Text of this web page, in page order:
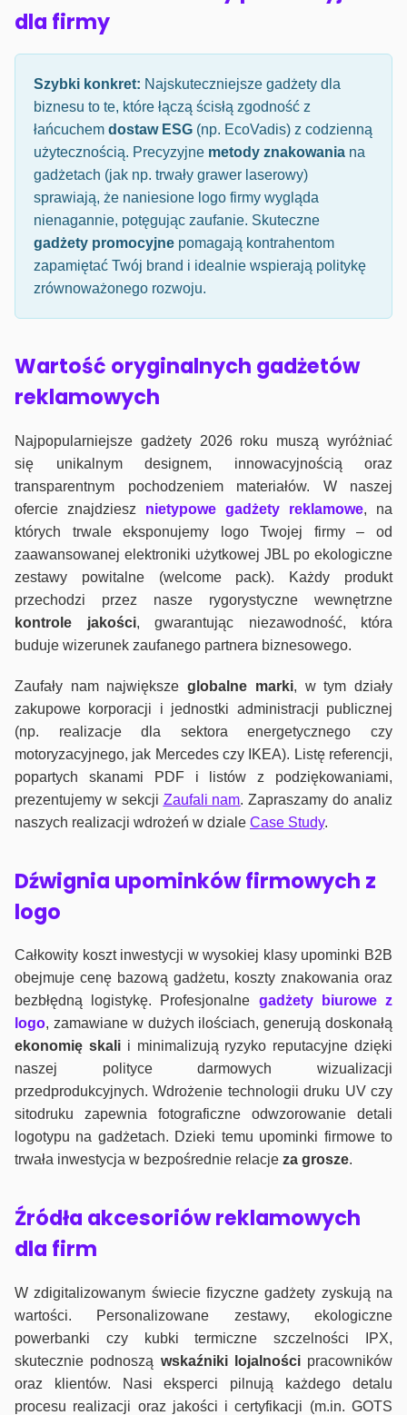
dla firmy
Szybki konkret: Najskuteczniejsze gadżety dla
biznesu to te, które łączą ścisłą zgodność z
łańcuchem dostaw ESG (np. EcoVadis) z codzienną
użytecznością. Precyzyjne metody znakowania na
gadżetach (jak np. trwały grawer laserowy)
sprawiają, że naniesione logo firmy wygląda
nienagannie, potęgując zaufanie. Skuteczne
gadżety promocyjne pomagają kontrahentom
zapamiętać Twój brand i idealnie wspierają politykę
zrównoważonego rozwoju.
Wartość oryginalnych gadżetów
reklamowych
Najpopularniejsze gadżety 2026 roku muszą wyróżniać
się unikalnym designem, innowacyjnością oraz
transparentnym pochodzeniem materiałów. W naszej
ofercie znajdziesz nietypowe gadżety reklamowe, na
których trwale eksponujemy logo Twojej firmy – od
zaawansowanej elektroniki użytkowej JBL po ekologiczne
zestawy powitalne (welcome pack). Każdy produkt
przechodzi przez nasze rygorystyczne wewnętrzne
kontrole jakości, gwarantując niezawodność, która
buduje wizerunek zaufanego partnera biznesowego.
Zaufały nam największeglobalne marki, w tym działy
zakupowe korporacji i jednostki administracji publicznej
(np. realizacje dla sektora energetycznego czy
motoryzacyjnego, jak Mercedes czy IKEA). Listę referencji,
popartych skanami PDF i listów z podziękowaniami,
prezentujemy w sekcji Zaufali nam. Zapraszamy do analiz
naszych realizacji wdrożeń w dziale Case Study.
Dźwignia upominków firmowych z
logo
Całkowity koszt inwestycji w wysokiej klasy upominki B2B
obejmuje cenę bazową gadżetu, koszty znakowania oraz
bezbłędną logistykę. Profesjonalne gadżety biurowe z
logo, zamawiane w dużych ilościach, generują doskonałą
ekonomię skalii minimalizują ryzyko reputacyjne dzięki
naszej polityce darmowych wizualizacji
przedprodukcyjnych. Wdrożenie technologii druku UV czy
sitodruku zapewnia fotograficzne odwzorowanie detali
logotypu na gadżetach. Dzieki temu upominki firmowe to
trwała inwestycja w bezpośrednie relacje za grosze.
Źródła akcesoriów reklamowych
dla firm
W zdigitalizowanym świecie fizyczne gadżety zyskują na
wartości. Personalizowane zestawy, ekologiczne
powerbanki czy kubki termiczne szczelności IPX,
skutecznie podnoszą wskaźniki lojalnościpracowników
oraz klientów. Nasi eksperci pilnują każdego detalu
procesu realizacji oraz jakości i certyfikacji (m.in. GOTS